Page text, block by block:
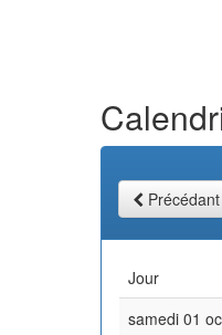
Précédant
Jour
samedi 01